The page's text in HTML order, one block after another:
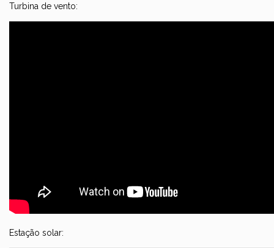
Turbina de vento:
Estação solar: